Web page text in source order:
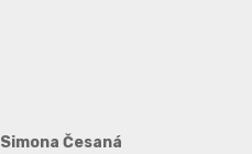
Simona Česaná